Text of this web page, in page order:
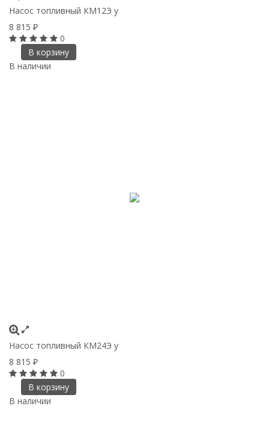
Насос топливный КМ12Э у
8 815 ₽
0
В корзину
В наличии
Насос топливный КМ24Э у
8 815 ₽
0
В корзину
В наличии